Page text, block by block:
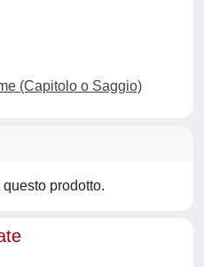
(Capitolo o Saggio)
prodotto.